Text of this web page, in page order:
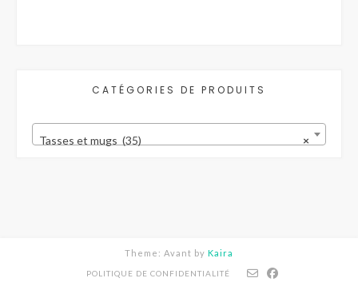
CATÉGORIES DE PRODUITS
×
Tasses et mugs (35)
Theme: Avant by Kaira
POLITIQUE DE CONFIDENTIALITÉ